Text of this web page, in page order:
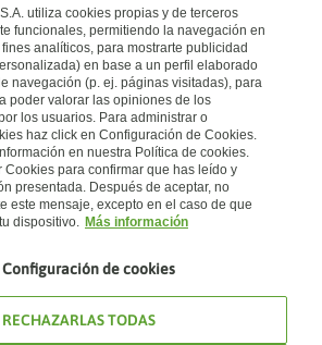
inglés
utiliza cookies propias y de terceros
funcionales, permitiendo la navegación en
analíticos, para mostrarte publicidad
en base a un perfil elaborado
navegación (p. ej. páginas visitadas), para
poder valorar las opiniones de los
los usuarios. Para administrar o
haz click en Configuración de Cookies.
en nuestra Política de cookies.
Cookies para confirmar que has leído y
presentada. Después de aceptar, no
este mensaje, excepto en el caso de que
dispositivo. Más información
Configuración de cookies
RECHAZARLAS TODAS